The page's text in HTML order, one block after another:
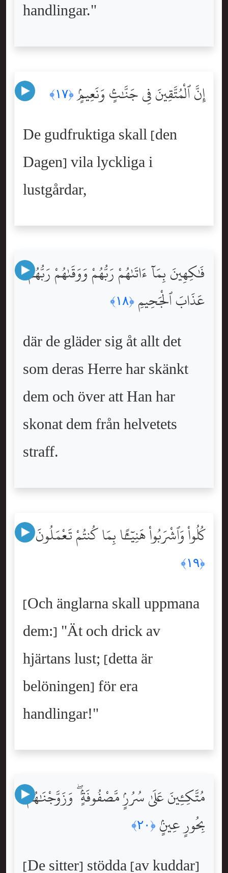
handlingar."
إِنَّ ٱلْمُتَّقِينَ فِى جَنَّٰتٍۢ وَنَعِيمٍۢ﴿١٧﴾
De gudfruktiga skall [den
Dagen] vila lyckliga i
lustgårdar,
فَٰكِهِينَ بِمَآ ءَاتَىٰهُمْ رَبُّهُمْ وَوَقَىٰهُمْ رَبُّهُمْ
عَذَابَ ٱلْجَحِيمِ ﴿١٨﴾
där de gläder sig åt allt det
som deras Herre har skänkt
dem och över att Han har
skonat dem från helvetets
straff.
كُلُواْ وَٱشْرَبُواْ هَنِيٓـًٔۢا بِمَا كُنتُمْ تَعْمَلُونَ
﴿١٩﴾
[Och änglarna skall uppmana
dem:] "Ät och drick av
hjärtans lust; [detta är
belöningen] för era
handlingar!"
مُتَّكِـِٔينَ عَلَىٰ سُرُرٍۢ مَّصْفُوفَةٍۢ ۖ وَزَوَّجْنَٰهُم
بِحُورٍ عِينٍۢ ﴿٢٠﴾
[De sitter] stödda [av kuddar]